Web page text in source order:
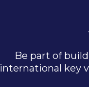
Be part of
international key